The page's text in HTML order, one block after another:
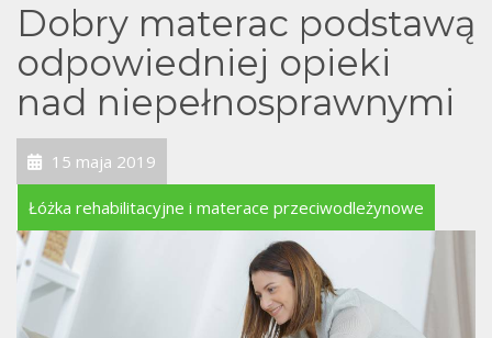
Dobry materac podstawą
odpowiedniej opieki
nad niepełnosprawnymi
15 maja 2019
Łóżka rehabilitacyjne i materace przeciwodleżynowe